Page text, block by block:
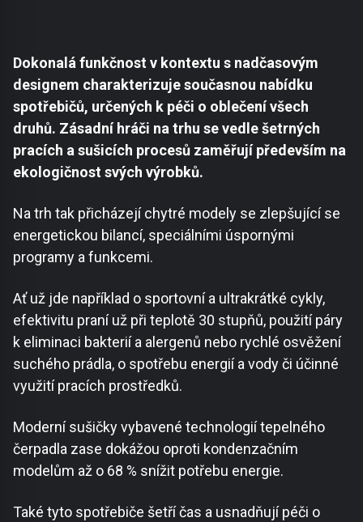
Dokonalá funkčnost v kontextu s nadčasovým
designem charakterizuje současnou nabídku
spotřebičů, určených k péči o oblečení všech
druhů. Zásadní hráči na trhu se vedle šetrných
pracích a sušicích procesů zaměřují především na
ekologičnost svých výrobků.
Na trh tak přicházejí chytré modely se zlepšující se
energetickou bilancí, speciálními úspornými
programy a funkcemi.
Ať už jde například o sportovní a ultrakrátké cykly,
efektivitu praní už při teplotě 30 stupňů, použití páry
k eliminaci bakterií a alergenů nebo rychlé osvěžení
suchého prádla, o spotřebu energií a vody či účinné
využití pracích prostředků.
Moderní sušičky vybavené technologií tepelného
čerpadla zase dokážou oproti kondenzačním
modelům až o 68 % snížit potřebu energie.
Také tyto spotřebiče šetří čas a usnadňují péči o